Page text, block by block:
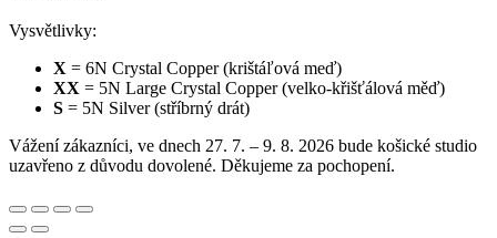
Vysvětlivky:
X = 6N Crystal Copper (krištáľová meď)
XX = 5N Large Crystal Copper (velko-křišťálová měď)
S = 5N Silver (stříbrný drát)
Vážení zákazníci, ve dnech 27. 7. – 9. 8. 2026 bude košické studio
uzavřeno z důvodu dovolené. Děkujeme za pochopení.